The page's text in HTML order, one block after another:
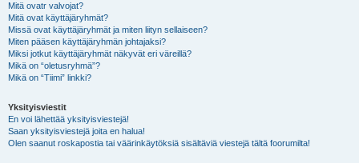
Mitä ovatr valvojat?
Mitä ovat käyttäjäryhmät?
Missä ovat käyttäjäryhmät ja miten liityn sellaiseen?
Miten pääsen käyttäjäryhmän johtajaksi?
Miksi jotkut käyttäjäryhmät näkyvät eri väreillä?
Mikä on “oletusryhmä”?
Mikä on “Tiimi” linkki?
Yksityisviestit
En voi lähettää yksityisviestejä!
Saan yksityisviestejä joita en halua!
Olen saanut roskapostia tai väärinkäytöksiä sisältäviä viestejä tältä foorumilta!